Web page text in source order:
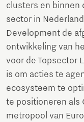
clusters en binnen
sector in
Development de
ontwikkeling van
voor de Topsector
is om acties te
ecosysteem te
te positioneren als
metropool van